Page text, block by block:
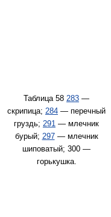
Таблица 58 283 —
скрипица; 284 — перечный
груздь; 291 — млечник
бурый; 297— млечник
шиповатый; 300 —
горькушка.